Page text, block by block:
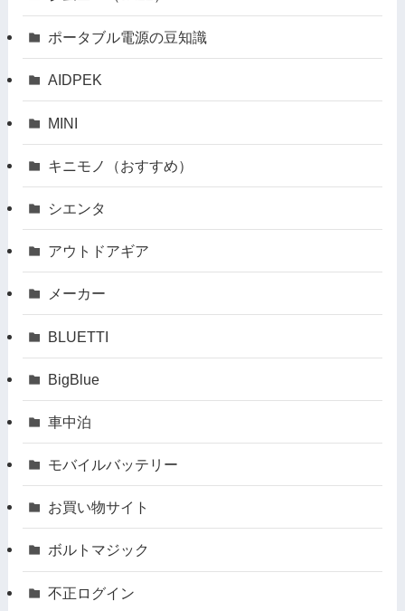
ポータブル電源の豆知識
AIDPEK
MINI
キニモノ（おすすめ）
シエンタ
アウトドアギア
メーカー
BLUETTI
BigBlue
車中泊
モバイルバッテリー
お買い物サイト
ボルトマジック
不正ログイン